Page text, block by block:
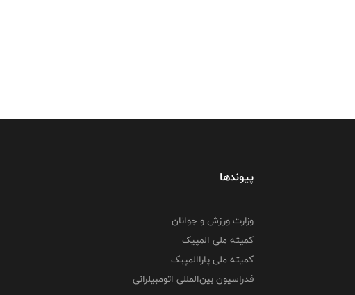
پیوندها
وزارت ورزش و جوانان
کمیته ملی المپیک
کمیته ملی پاراالمپیک
فدراسیون بین‌المللی اتومبیلرانی